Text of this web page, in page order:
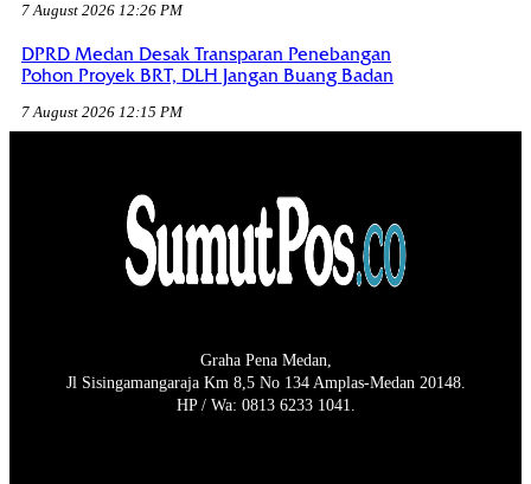
7 August 2026 12:26 PM
DPRD Medan Desak Transparan Penebangan
Pohon Proyek BRT, DLH Jangan Buang Badan
7 August 2026 12:15 PM
Graha Pena Medan,
Jl Sisingamangaraja Km 8,5 No 134 Amplas-Medan 20148.
HP / Wa: 0813 6233 1041.